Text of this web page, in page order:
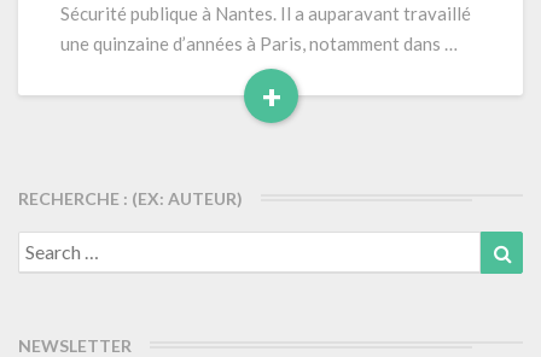
tome
1)
Sécurité publique à Nantes. Il a auparavant travaillé
une quinzaine d’années à Paris, notamment dans …
+
Read
RECHERCHE : (EX: AUTEUR)
Search
for:
NEWSLETTER